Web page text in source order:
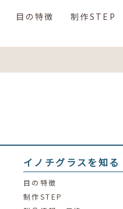
目の特徴 制作STEP
イノチグラスを知る
目の特徴
制作STEP